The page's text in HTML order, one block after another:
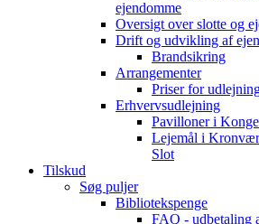
ejendomme
Oversigt over slotte og
Drift og udvikling af
Brandsikring
Arrangementer
Priser for
Erhvervsudlejning
Pavilloner i
Lejemål i
Slot
Tilskud
Søg puljer
Bibliotekspenge
FAQ - udbetaling